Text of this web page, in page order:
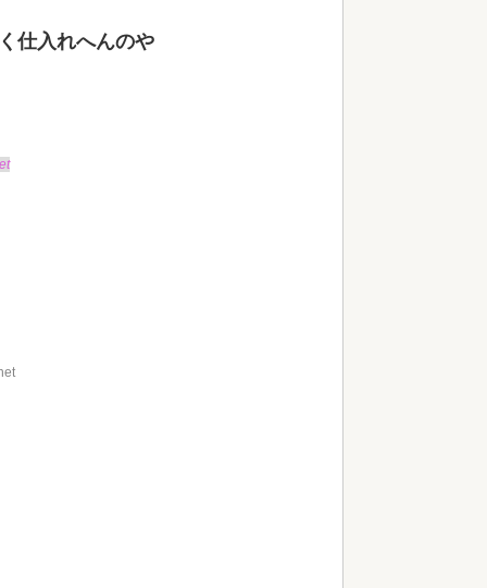
仕入れへんのや